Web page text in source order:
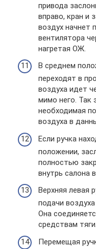
привода
вправо, кран и
воздух начнет
вентилятора
нагретая ОЖ.
В среднем
переходят в
воздуха идет
мимо него. Так
необходимая
воздуха в
Если ручка
положении,
полностью
внутрь салона
Верхняя левая
подачи
Она
средствам тяги.
Перемещая